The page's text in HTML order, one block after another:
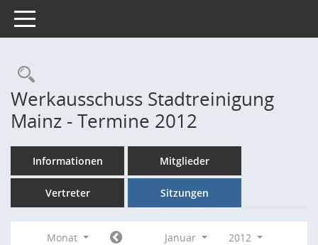
Toggle navigation
Rechercheauswahl
Werkausschuss Stadtreinigung
Mainz - Termine 2012
Informationen Mitglieder
Vertreter Sitzungen
Monat Januar
2012